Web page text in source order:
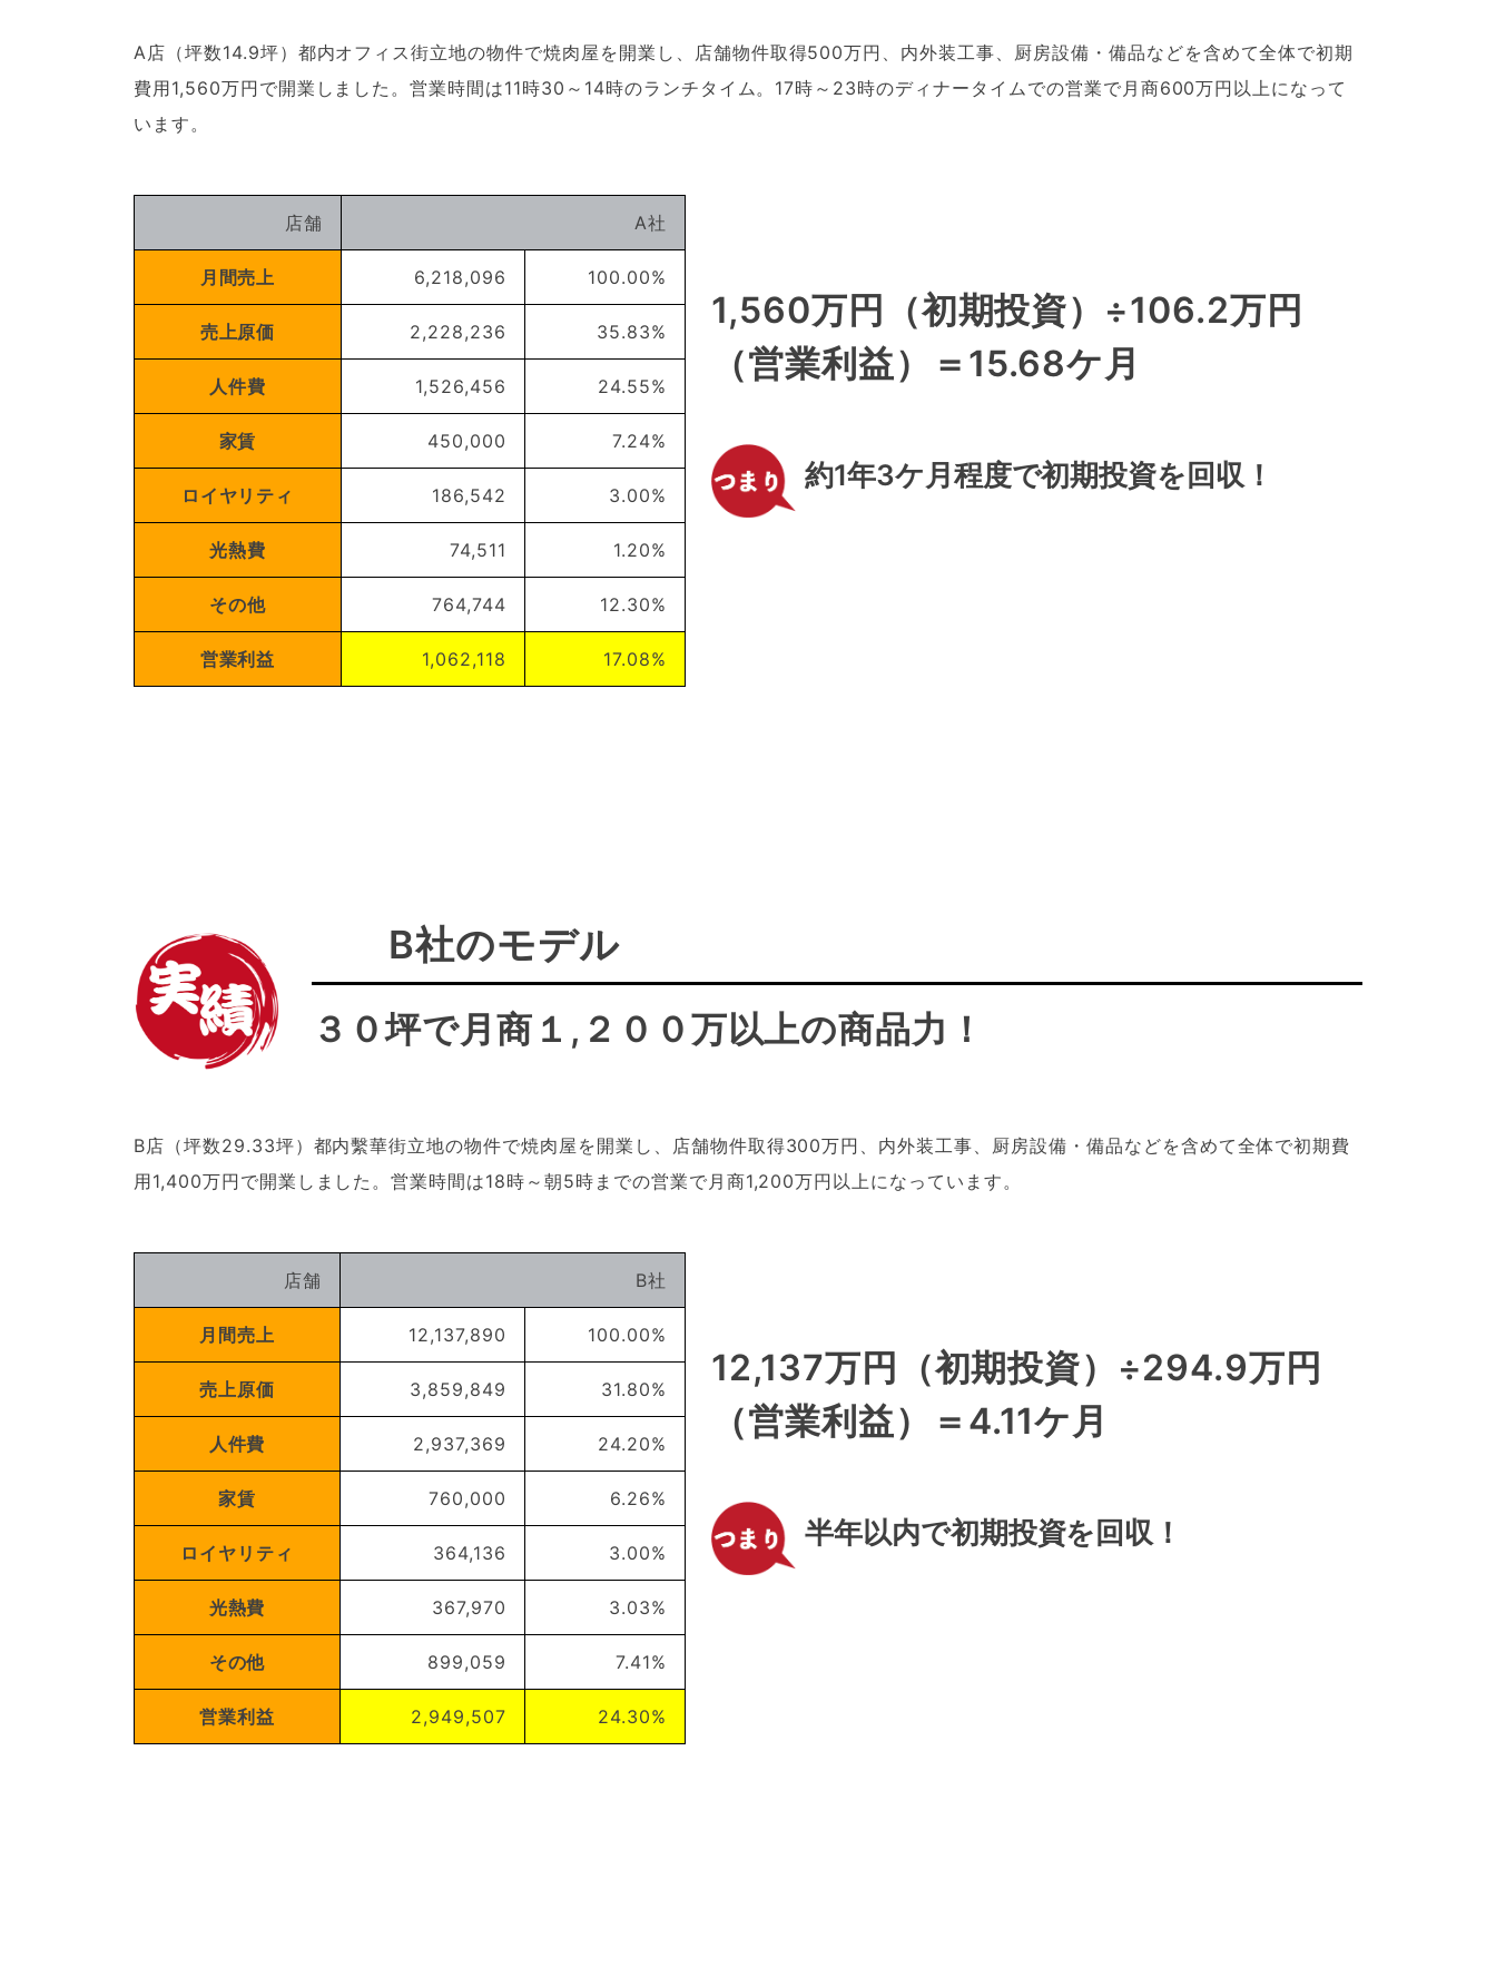
A店（坪数14.9坪）都内オフィス街立地の物件で焼肉屋を開業し、店舗物件取得500万円、内外装工事、厨房設備・備品などを含めて全体で初期
費用1,560万円で開業しました。営業時間は11時30～14時のランチタイム。17時～23時のディナータイムでの営業で月商600万円以上になって
います。
店舗 A社
月間売上 6,218,096 100.00%
売上原価 2,228,236 35.83%
人件費 1,526,456 24.55%
家賃 450,000 7.24%
ロイヤリティ 186,542 3.00%
光熱費 74,511 1.20%
その他 764,744 12.30%
営業利益 1,062,118 17.08%
1,560万円（初期投資）÷106.2万円
（営業利益）＝15.68ケ月
約1年3ケ月程度で初期投資を回収！
B社のモデル
３０坪で月商１,２００万以上の商品力！
B店（坪数29.33坪）都内繫華街立地の物件で焼肉屋を開業し、店舗物件取得300万円、内外装工事、厨房設備・備品などを含めて全体で初期費
用1,400万円で開業しました。営業時間は18時～朝5時までの営業で月商1,200万円以上になっています。
店舗 B社
月間売上 12,137,890 100.00%
売上原価 3,859,849 31.80%
人件費 2,937,369 24.20%
家賃 760,000 6.26%
ロイヤリティ 364,136 3.00%
光熱費 367,970 3.03%
その他 899,059 7.41%
営業利益 2,949,507 24.30%
12,137万円（初期投資）÷294.9万円
（営業利益）＝4.11ケ月
半年以内で初期投資を回収！